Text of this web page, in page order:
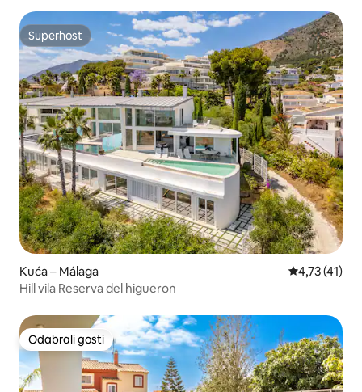
Superhost
Superhost
Kuća – Málaga Prosječna
4,73 (41)
Hill vila Reserva del higueron
Odabrali gosti
Odabrali gosti